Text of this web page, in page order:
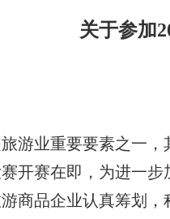
关于参加
游业重要要素之一
开赛在即，为进一
商品企业认真筹划，